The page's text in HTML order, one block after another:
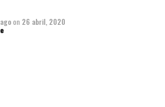
on 26 abril, 2020